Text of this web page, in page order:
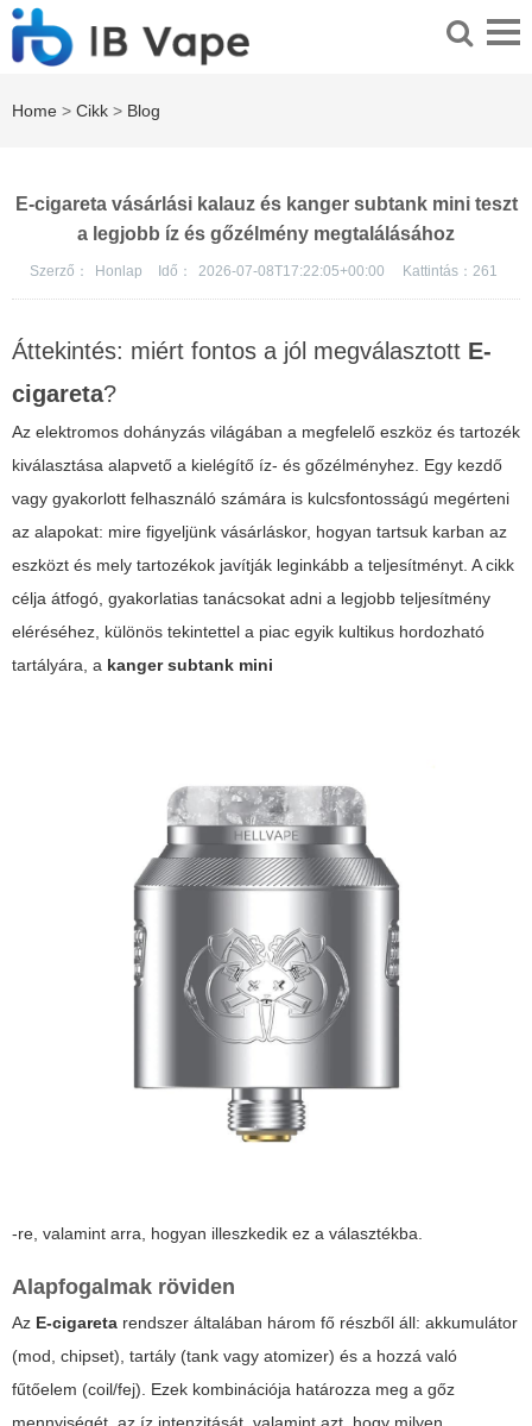
Home > Cikk > Blog
E-cigareta vásárlási kalauz és kanger subtank mini teszt
a legjobb íz és gőzélmény megtalálásához
Szerző： Honlap Idő： 2026-07-08T17:22:05+00:00 Kattintás： 261
Áttekintés: miért fontos a jól megválasztott E-
cigareta?
Az elektromos dohányzás világában a megfelelő eszköz és tartozék
kiválasztása alapvető a kielégítő íz- és gőzélményhez. Egy kezdő
vagy gyakorlott felhasználó számára is kulcsfontosságú megérteni
az alapokat: mire figyeljünk vásárláskor, hogyan tartsuk karban az
eszközt és mely tartozékok javítják leginkább a teljesítményt. A cikk
célja átfogó, gyakorlatias tanácsokat adni a legjobb teljesítmény
eléréséhez, különös tekintettel a piac egyik kultikus hordozható
tartályára, a kanger subtank mini
-re, valamint arra, hogyan illeszkedik ez a választékba.
Alapfogalmak röviden
Az E-cigareta rendszer általában három fő részből áll: akkumulátor
(mod, chipset), tartály (tank vagy atomizer) és a hozzá való
fűtőelem (coil/fej). Ezek kombinációja határozza meg a gőz